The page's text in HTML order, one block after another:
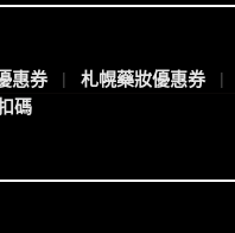
惠券 札幌藥妝優惠券
碼